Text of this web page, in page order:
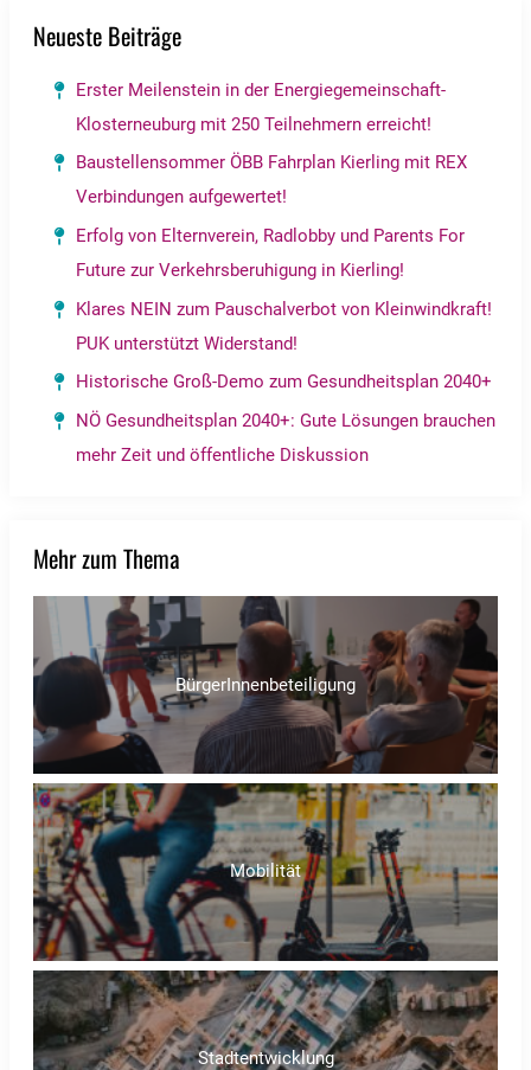
Neueste Beiträge
Erster Meilenstein in der Energiegemeinschaft-
Klosterneuburg mit 250 Teilnehmern erreicht!
Baustellensommer ÖBB Fahrplan Kierling mit REX
Verbindungen aufgewertet!
Erfolg von Elternverein, Radlobby und Parents For
Future zur Verkehrsberuhigung in Kierling!
Klares NEIN zum Pauschalverbot von Kleinwindkraft!
PUK unterstützt Widerstand!
Historische Groß-Demo zum Gesundheitsplan 2040+
NÖ Gesundheitsplan 2040+: Gute Lösungen brauchen
mehr Zeit und öffentliche Diskussion
Mehr zum Thema
BürgerInnenbeteiligung
Mobilität
Stadtentwicklung